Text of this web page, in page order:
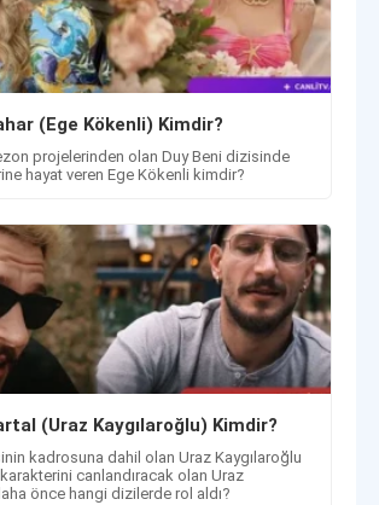
(Ege Kökenli) Kimdir?
projelerinden olan Duy Beni dizisinde
hayat veren Ege Kökenli kimdir?
(Uraz Kaygılaroğlu) Kimdir?
kadrosuna dahil olan Uraz Kaygılaroğlu
canlandıracak olan Uraz
önce hangi dizilerde rol aldı?